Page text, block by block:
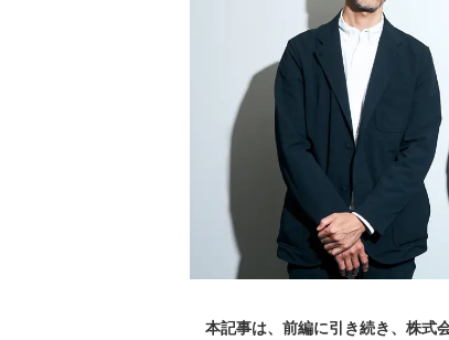
本記事は、前編に引き続き、株式